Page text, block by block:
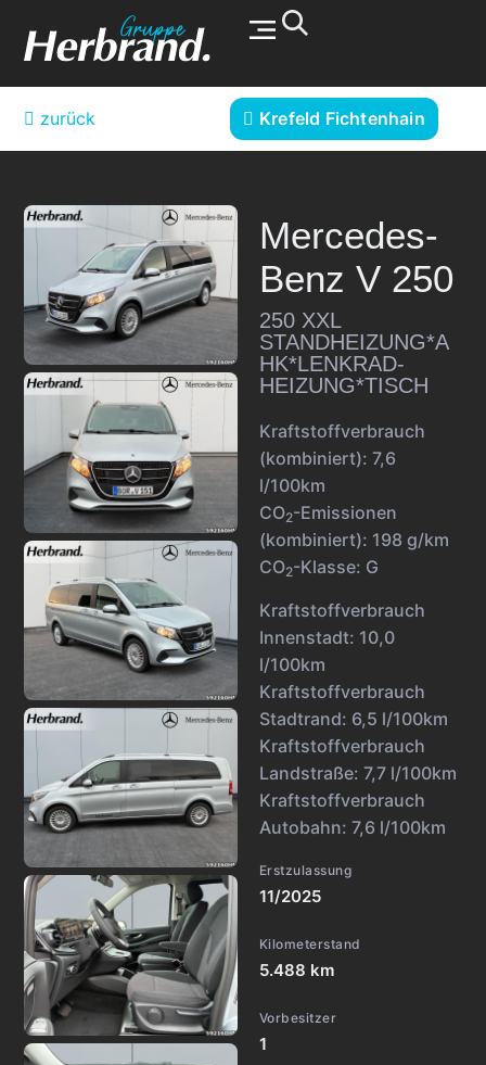
zurück Krefeld Fichtenhain
Mercedes-
Benz V 250
250 XXL
STANDHEIZUNG*A
HK*LENKRAD-
HEIZUNG*TISCH
Kraftstoffverbrauch
(kombiniert): 7,6
l/100km
CO2-Emissionen
(kombiniert): 198 g/km
CO2-Klasse: G
Kraftstoffverbrauch
Innenstadt: 10,0
l/100km
Kraftstoffverbrauch
Stadtrand: 6,5 l/100km
Kraftstoffverbrauch
Landstraße: 7,7 l/100km
Kraftstoffverbrauch
Autobahn: 7,6 l/100km
Erstzulassung
11/2025
Kilometerstand
5.488 km
Vorbesitzer
1